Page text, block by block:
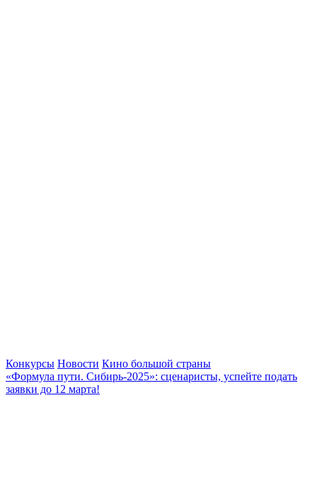
Конкурсы Новости Кино большой страны
«Формула пути. Сибирь-2025»: сценаристы, успейте подать
заявки до 12 марта!